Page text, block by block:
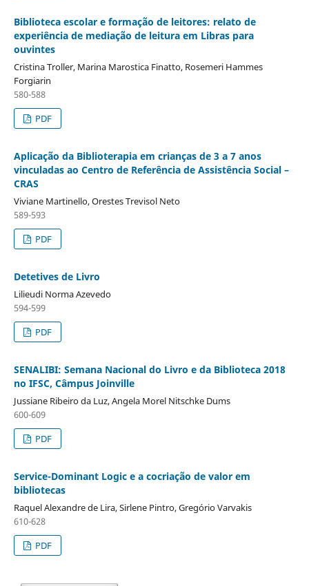
Biblioteca escolar e formação de leitores: relato de
experiência de mediação de leitura em Libras para
ouvintes
Cristina Troller, Marina Marostica Finatto, Rosemeri Hammes
Forgiarin
580-588
PDF
Aplicação da Biblioterapia em crianças de 3 a 7 anos
vinculadas ao Centro de Referência de Assistência Social –
CRAS
Viviane Martinello, Orestes Trevisol Neto
589-593
PDF
Detetives de Livro
Lilieudi Norma Azevedo
594-599
PDF
SENALIBI: Semana Nacional do Livro e da Biblioteca 2018
no IFSC, Câmpus Joinville
Jussiane Ribeiro da Luz, Angela Morel Nitschke Dums
600-609
PDF
Service-Dominant Logic e a cocriação de valor em
bibliotecas
Raquel Alexandre de Lira, Sirlene Pintro, Gregório Varvakis
610-628
PDF